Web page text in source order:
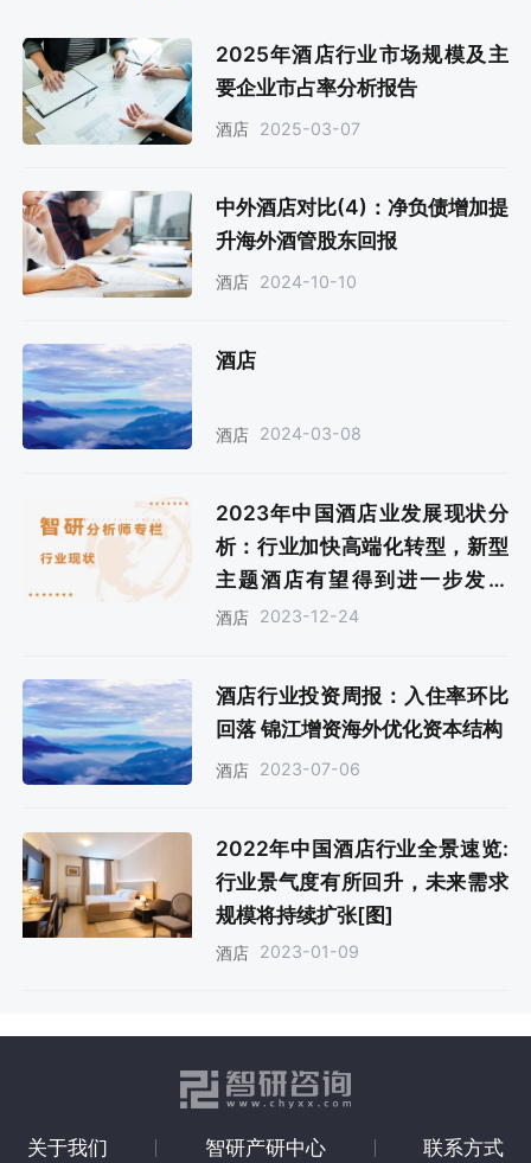
2025年酒店行业市场规模及主
要企业市占率分析报告
酒店 2025-03-07
中外酒店对比(4)：净负债增加提
升海外酒管股东回报
酒店 2024-10-10
酒店
酒店 2024-03-08
2023年中国酒店业发展现状分
析：行业加快高端化转型，新型
主题酒店有望得到进一步发展
[图]
酒店 2023-12-24
酒店行业投资周报：入住率环比
回落 锦江增资海外优化资本结构
酒店 2023-07-06
2022年中国酒店行业全景速览:
行业景气度有所回升，未来需求
规模将持续扩张[图]
酒店 2023-01-09
关于我们 智研产研中心 联系方式